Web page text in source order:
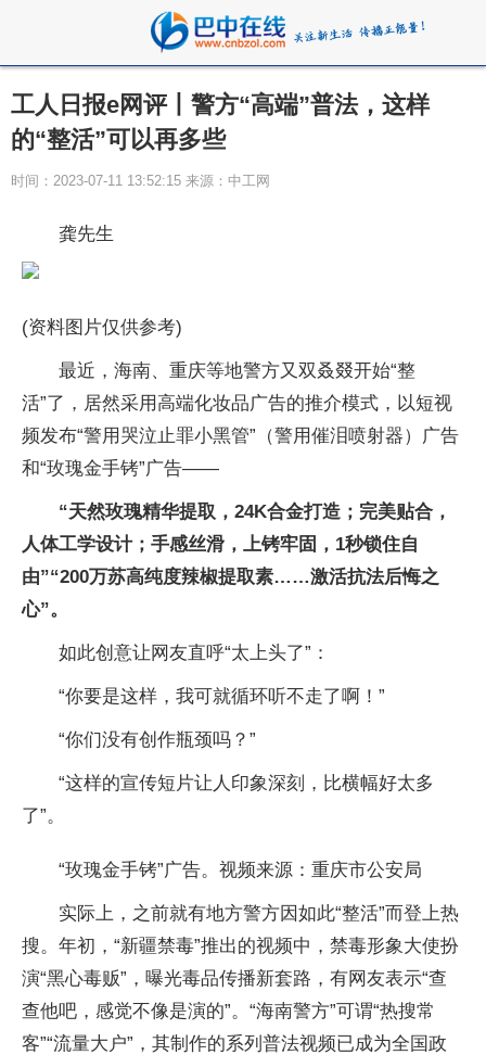
工人日报e网评丨警方“高端”普法，这样
的“整活”可以再多些
时间：2023-07-11 13:52:15 来源：中工网
龚先生
(资料图片仅供参考)
最近，海南、重庆等地警方又双叒叕开始“整
活”了，居然采用高端化妆品广告的推介模式，以短视
频发布“警用哭泣止罪小黑管”（警用催泪喷射器）广告
和“玫瑰金手铐”广告——
“天然玫瑰精华提取，24K合金打造；完美贴合，
人体工学设计；手感丝滑，上铐牢固，1秒锁住自
由”“200万苏高纯度辣椒提取素……激活抗法后悔之
心”。
如此创意让网友直呼“太上头了”：
“你要是这样，我可就循环听不走了啊！”
“你们没有创作瓶颈吗？”
“这样的宣传短片让人印象深刻，比横幅好太多
了”。
“玫瑰金手铐”广告。视频来源：重庆市公安局
实际上，之前就有地方警方因如此“整活”而登上热
搜。年初，“新疆禁毒”推出的视频中，禁毒形象大使扮
演“黑心毒贩”，曝光毒品传播新套路，有网友表示“查
查他吧，感觉不像是演的”。“海南警方”可谓“热搜常
客”“流量大户”，其制作的系列普法视频已成为全国政